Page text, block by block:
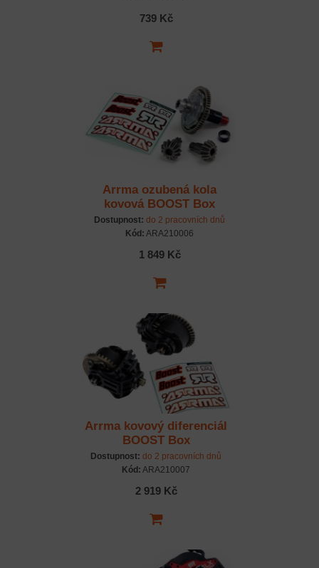
739 Kč
Arrma ozubená kola
kovová BOOST Box
Dostupnost: do 2 pracovních dnů
Kód: ARA210006
1 849 Kč
Arrma kovový diferenciál
BOOST Box
Dostupnost: do 2 pracovních dnů
Kód: ARA210007
2 919 Kč